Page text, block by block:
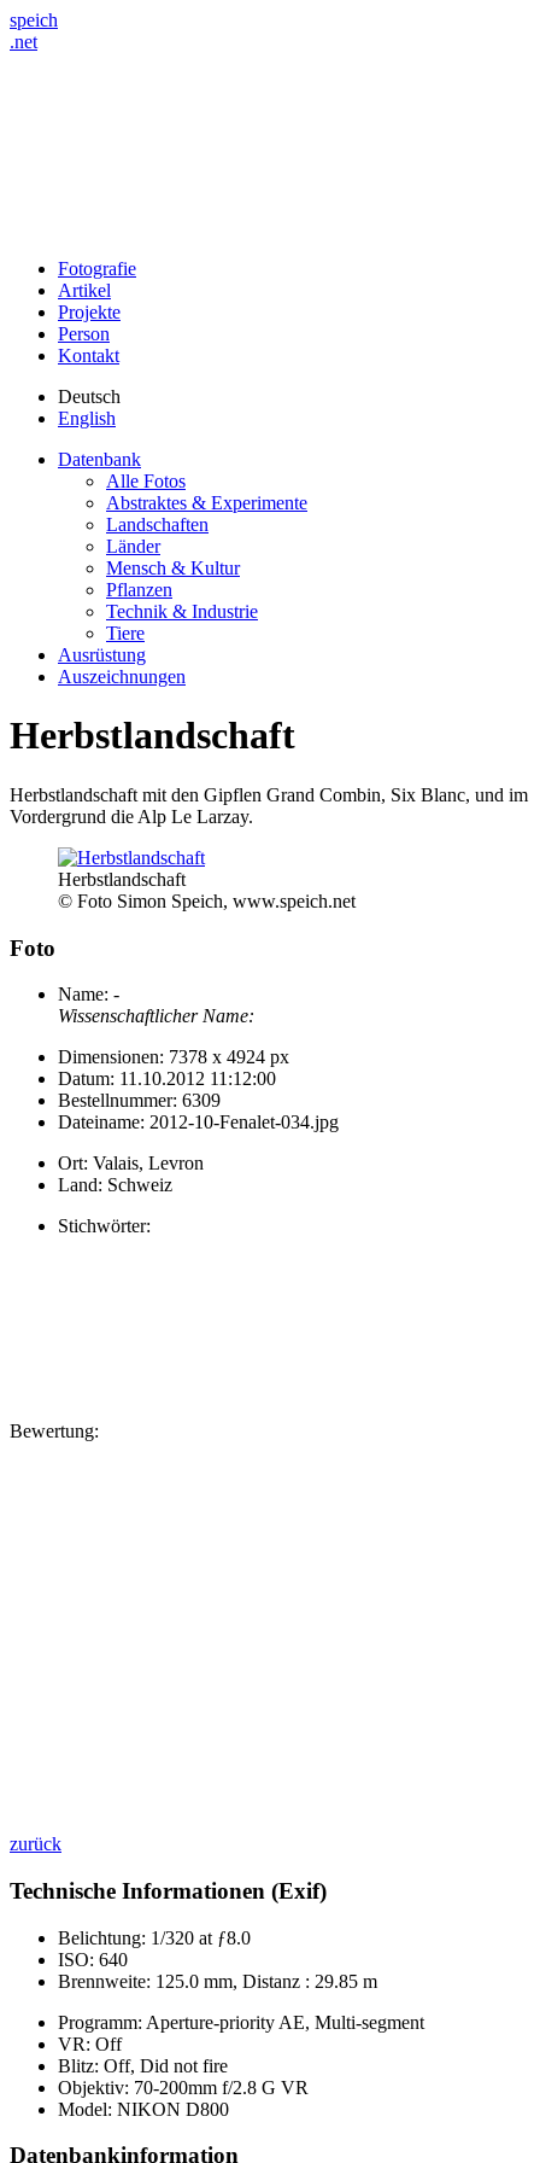
speich
.net
Fotografie
Artikel
Projekte
Person
Kontakt
Deutsch
English
Datenbank
Alle Fotos
Abstraktes & Experimente
Landschaften
Länder
Mensch & Kultur
Pflanzen
Technik & Industrie
Tiere
Ausrüstung
Auszeichnungen
Herbstlandschaft
Herbstlandschaft mit den Gipflen Grand Combin, Six Blanc, und im
Vordergrund die Alp Le Larzay.
Herbstlandschaft
© Foto Simon Speich, www.speich.net
Foto
Name: -
Wissenschaftlicher Name:
Dimensionen: 7378 x 4924 px
Datum: 11.10.2012 11:12:00
Bestellnummer: 6309
Dateiname: 2012-10-Fenalet-034.jpg
Ort: Valais, Levron
Land: Schweiz
Stichwörter:
Bewertung:
zurück
Technische Informationen (Exif)
Belichtung: 1/320 at ƒ8.0
ISO: 640
Brennweite: 125.0 mm, Distanz : 29.85 m
Programm: Aperture-priority AE, Multi-segment
VR: Off
Blitz: Off, Did not fire
Objektiv: 70-200mm f/2.8 G VR
Model: NIKON D800
Datenbankinformation